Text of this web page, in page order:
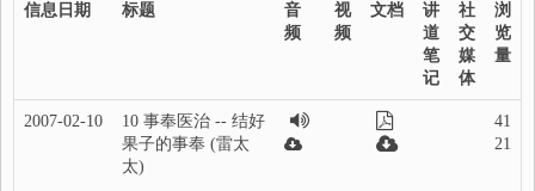
信息日期 标题
音
频
视
频
文档
讲
道
笔
记
社
交
媒
体
浏
览
量
2007-02-10
10 事奉医治 -- 结好
果子的事奉 (雷太
太)
41
21